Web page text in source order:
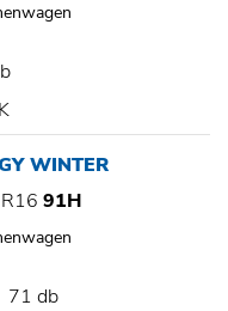
WINTER
91H
71 db